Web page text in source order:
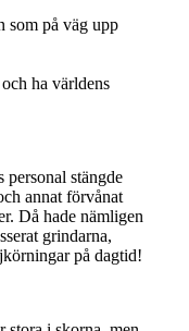
som på väg upp
ha världens
stängde
annat förvånat
Då hade nämligen
grindarna,
på dagtid!